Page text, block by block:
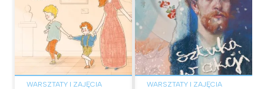
WARSZTATY I ZAJĘCIA WARSZTATY I ZAJĘCIA